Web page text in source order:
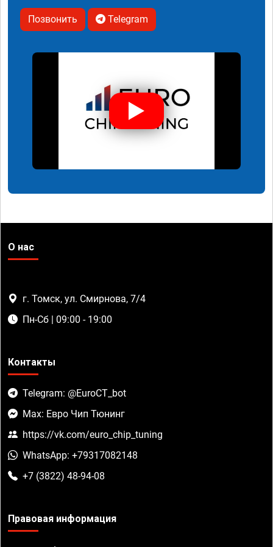
Позвонить Telegram
О нас
г. Томск, ул. Смирнова, 7/4
Пн-Сб | 09:00 - 19:00
Контакты
Telegram: @EuroCT_bot
Max: Евро Чип Тюнинг
https://vk.com/euro_chip_tuning
WhatsApp: +79317082148
+7 (3822) 48-94-08
Правовая информация